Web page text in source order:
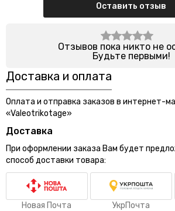
Оставить отзыв
Отзывов пока никто не
Будьте первыми!
Доставка и оплата
Оплата и отправка заказов в интернет-
«Valeotrikotage»
Доставка
При оформлении заказа Вам будет
способ доставки товара:
Новая Почта УкрПочта